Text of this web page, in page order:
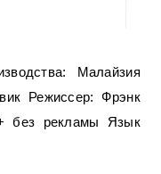
Режиссер: Фрэнк
без рекламы Язык